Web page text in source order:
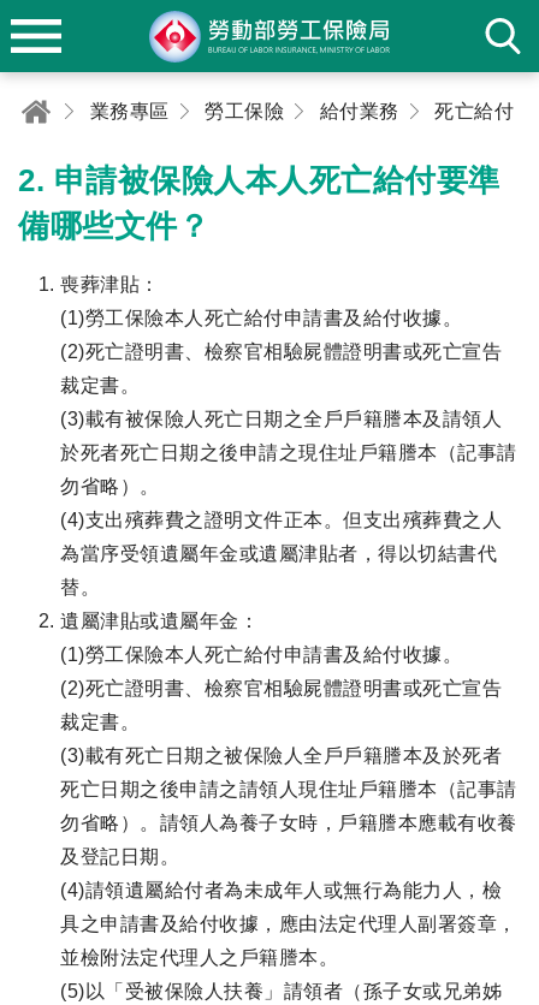
業務專區 勞工保險 給付業務 死亡給付
2. 申請被保險人本人死亡給付要準
備哪些文件？
喪葬津貼：
(1)勞工保險本人死亡給付申請書及給付收據。
(2)死亡證明書、檢察官相驗屍體證明書或死亡宣告
裁定書。
(3)載有被保險人死亡日期之全戶戶籍謄本及請領人
於死者死亡日期之後申請之現住址戶籍謄本（記事請
勿省略）。
(4)支出殯葬費之證明文件正本。但支出殯葬費之人
為當序受領遺屬年金或遺屬津貼者，得以切結書代
替。
遺屬津貼或遺屬年金：
(1)勞工保險本人死亡給付申請書及給付收據。
(2)死亡證明書、檢察官相驗屍體證明書或死亡宣告
裁定書。
(3)載有死亡日期之被保險人全戶戶籍謄本及於死者
死亡日期之後申請之請領人現住址戶籍謄本（記事請
勿省略）。請領人為養子女時，戶籍謄本應載有收養
及登記日期。
(4)請領遺屬給付者為未成年人或無行為能力人，檢
具之申請書及給付收據，應由法定代理人副署簽章，
並檢附法定代理人之戶籍謄本。
(5)以「受被保險人扶養」請領者（孫子女或兄弟姊